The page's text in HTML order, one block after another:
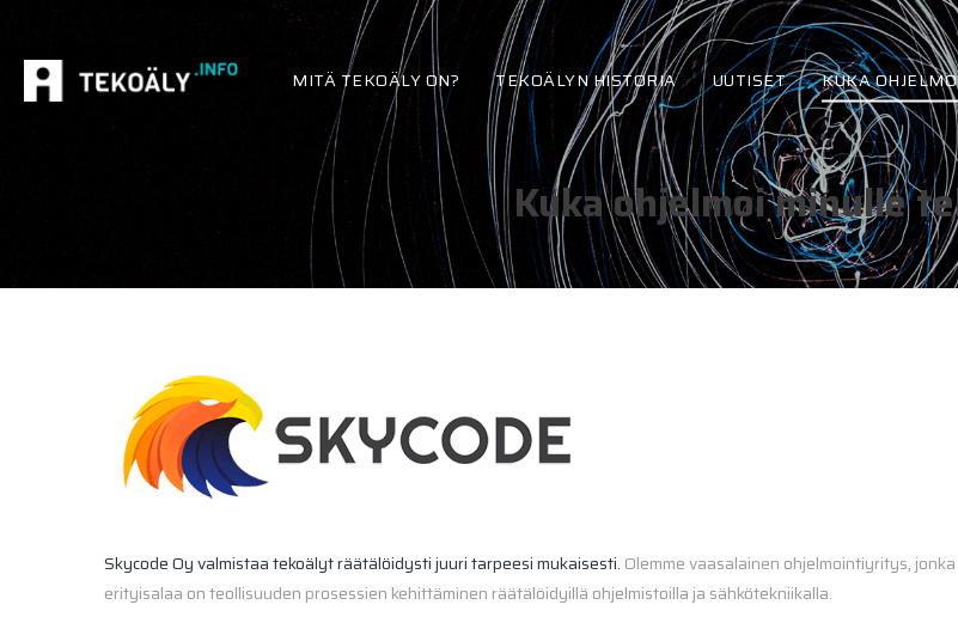
MITÄ TEKOÄLY ON? TEKOÄLYN HISTORIA UUTISET KUKA
Kuka ohjelmoi minulle
Skycode Oy valmistaa tekoälyt räätälöidysti juuri tarpeesi mukaisesti. Olemme vaasalainen ohjelmointiyritys, jonka
erityisalaa on teollisuuden prosessien kehittäminen räätälöidyillä ohjelmistoilla ja sähkötekniikalla.